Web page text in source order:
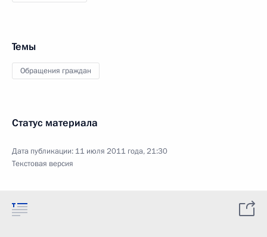
Темы
Обращения граждан
Статус материала
Дата публикации: 11 июля 2011 года, 21:30
Текстовая версия